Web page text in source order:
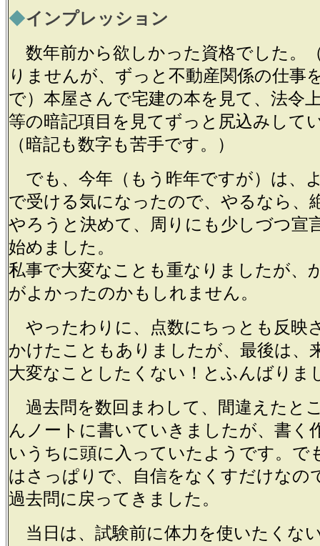
◆インプレッション
数年前から欲しかった資格でした。
りませんが、ずっと不動産関係の仕事
で）本屋さんで宅建の本を見て、法令
等の暗記項目を見てずっと尻込みして
（暗記も数字も苦手です。）
でも、今年（もう昨年ですが）は、
で受ける気になったので、やるなら、
やろうと決めて、周りにも少しづつ宣
始めました。
私事で大変なことも重なりましたが、
がよかったのかもしれません。
やったわりに、点数にちっとも反映
かけたこともありましたが、最後は、
大変なことしたくない！とふんばりま
過去問を数回まわして、間違えたと
んノートに書いていきましたが、書く
いうちに頭に入っていたようです。で
はさっぱりで、自信をなくすだけなの
過去問に戻ってきました。
当日は、試験前に体力を使いたくな